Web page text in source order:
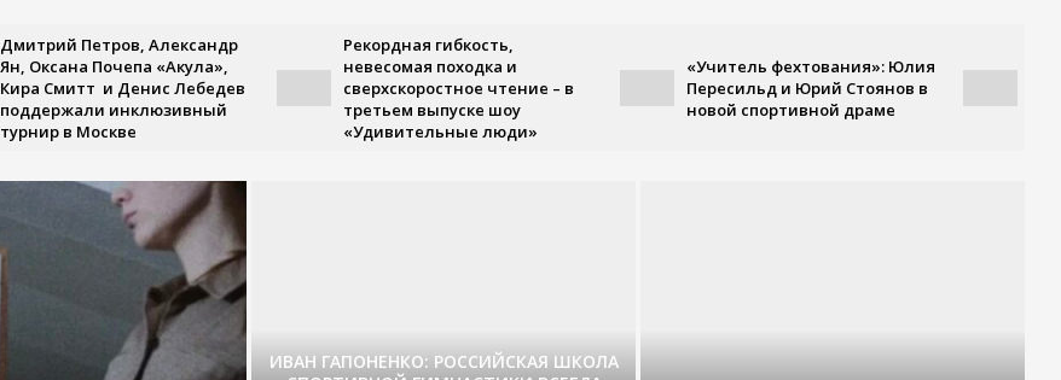
Дмитрий Петров, Александр
Ян, Оксана Почепа «Акула»,
Кира Смитт и Денис Лебедев
поддержали инклюзивный
турнир в Москве
Рекордная гибкость,
невесомая походка и
сверхскоростное чтение – в
третьем выпуске шоу
«Удивительные люди»
«Учитель фехтования»: Юлия
Пересильд и Юрий Стоянов в
новой спортивной драме
ИВАН ГАПОНЕНКО: РОССИЙСКАЯ ШКОЛА